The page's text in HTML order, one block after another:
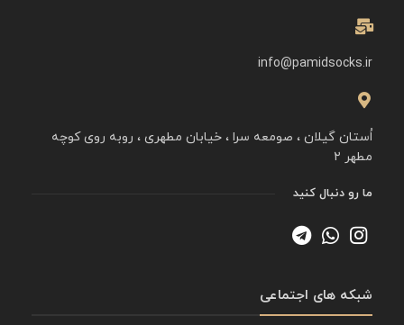
info@pamidsocks.ir
اُستان گیلان ، صومعه سرا ، خیابان مطهری ، روبه روی کوچه
مطهر ۲
ما رو دنبال کنید
شبکه های اجتماعی